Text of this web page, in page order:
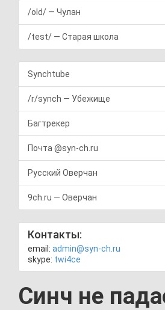
/old/ — Чулан
/test/ — Старая школа
Synchtube
/r/synch — Убежище
Багтрекер
Почта @syn-ch.ru
Русский Оверчан
9ch.ru — Оверчан
Контакты:
email: admin@syn-ch.ru
skype: twi4ce
Синч не